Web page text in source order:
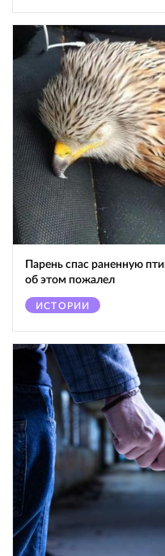
Парень спас раненную
об этом пожалел
ИСТОРИИ